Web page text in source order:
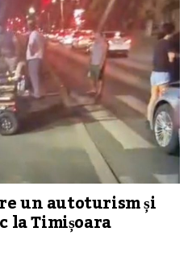
un autoturism și
Timișoara